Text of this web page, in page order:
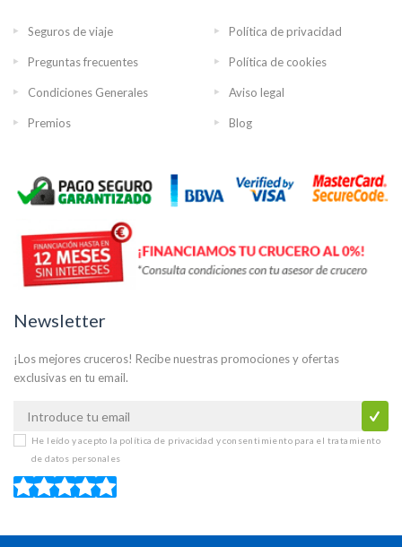
Seguros de viaje Política de privacidad
Preguntas frecuentes Política de cookies
Condiciones Generales Aviso legal
Premios Blog
Newsletter
¡Los mejores cruceros! Recibe nuestras promociones y ofertas
exclusivas en tu email.
He leído y acepto la política de privacidad y consentimiento para el tratamiento
de datos personales